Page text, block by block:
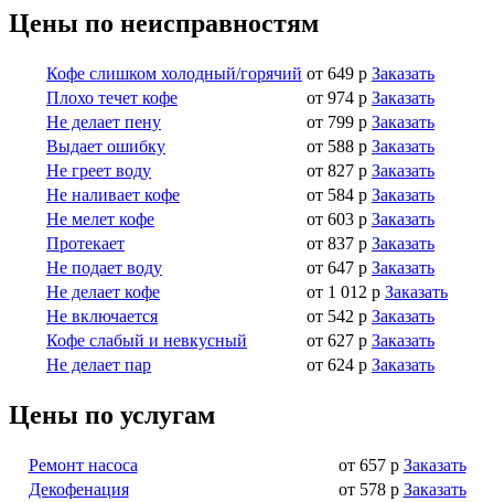
Цены по неисправностям
Кофе слишком холодный/горячий от 649 р Заказать
Плохо течет кофе
от 974 р Заказать
Не делает пену
от 799 р Заказать
Выдает ошибку
от 588 р Заказать
Не греет воду
от 827 р Заказать
Не наливает кофе
от 584 р Заказать
Не мелет кофе
от 603 р Заказать
Протекает
от 837 р Заказать
Не подает воду
от 647 р Заказать
Не делает кофе
от 1 012 р Заказать
Не включается
от 542 р Заказать
Кофе слабый и невкусный
от 627 р Заказать
Не делает пар
от 624 р Заказать
Цены по услугам
Ремонт насоса от 657 р Заказать
Декофенация
от 578 р Заказать